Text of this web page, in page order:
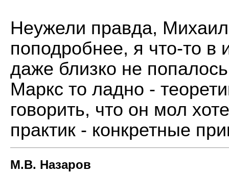
Неужели правда,
поподробнее, я что-то в
даже близко не
Маркс то ладно -
говорить, что он мол
практик - конкретные
М.В. Назаров